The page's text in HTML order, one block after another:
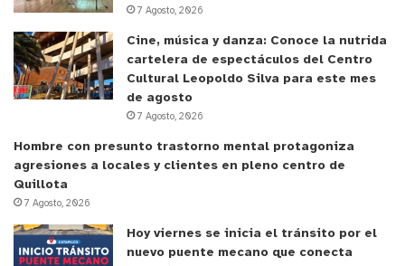
7 Agosto, 2026
Cine, música y danza: Conoce la nutrida
cartelera de espectáculos del Centro
Cultural Leopoldo Silva para este mes
de agosto
7 Agosto, 2026
Hombre con presunto trastorno mental protagoniza
agresiones a locales y clientes en pleno centro de
Quillota
7 Agosto, 2026
Hoy viernes se inicia el tránsito por el
nuevo puente mecano que conecta